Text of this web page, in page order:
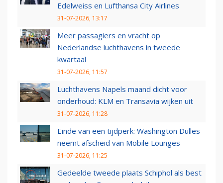
Edelweiss en Lufthansa City Airlines
31-07-2026, 13:17
Meer passagiers en vracht op
Nederlandse luchthavens in tweede
kwartaal
31-07-2026, 11:57
Luchthavens Napels maand dicht voor
onderhoud: KLM en Transavia wijken uit
31-07-2026, 11:28
Einde van een tijdperk: Washington Dulles
neemt afscheid van Mobile Lounges
31-07-2026, 11:25
Gedeelde tweede plaats Schiphol als best